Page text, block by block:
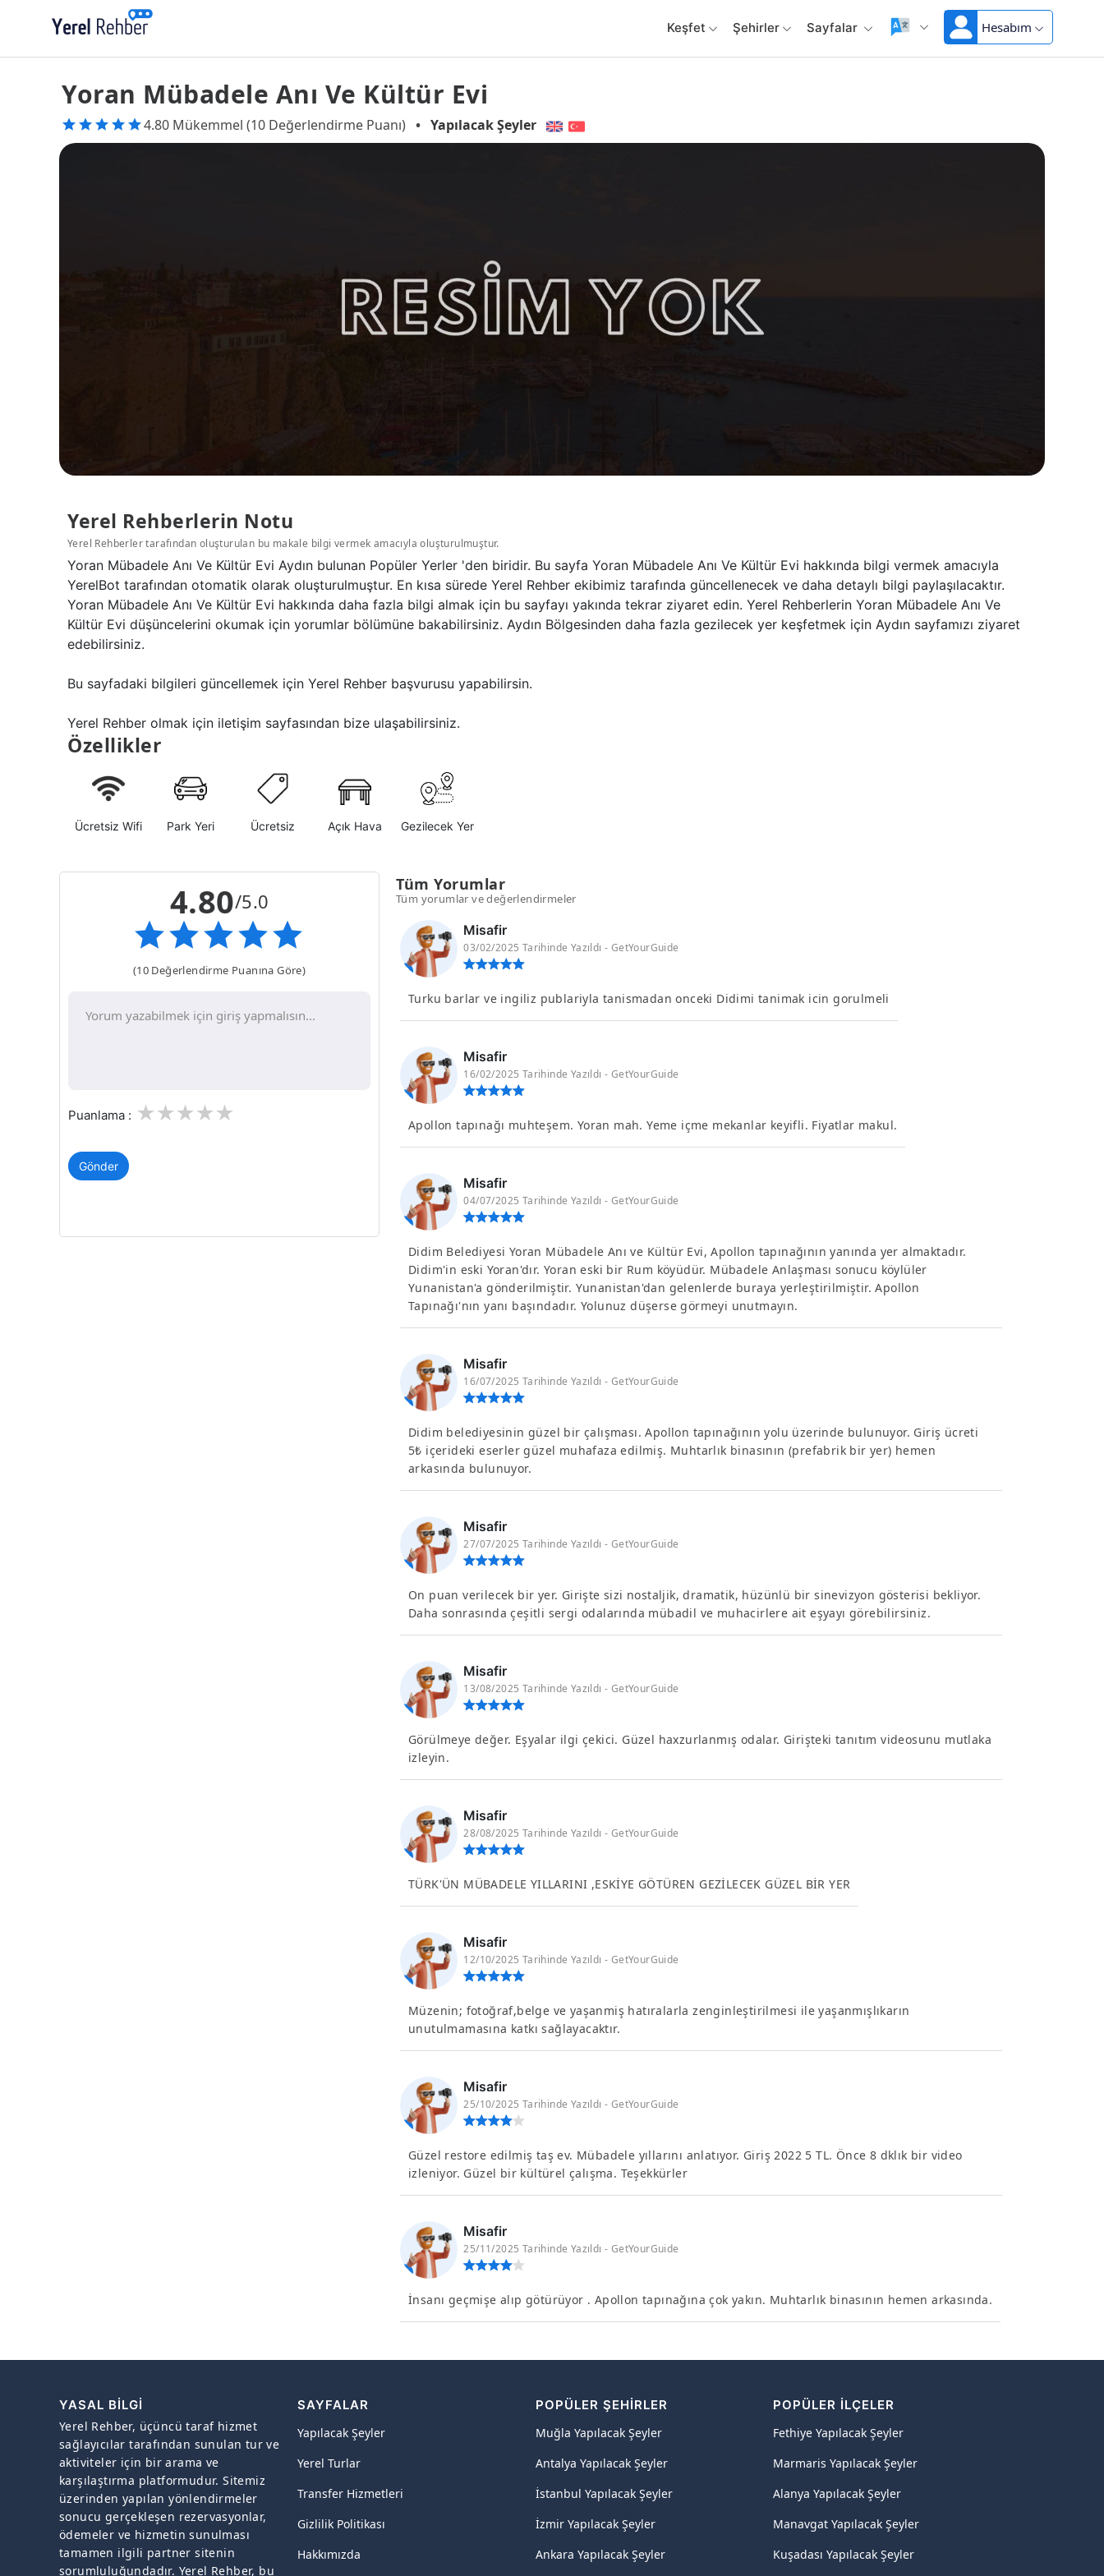
Keşfet Şehirler Sayfalar Hesabım
Yoran Mübadele Anı Ve Kültür Evi
4.80 Mükemmel (10 Değerlendirme Puanı) • Yapılacak Şeyler
Yerel Rehberlerin Notu
Yerel Rehberler tarafından oluşturulan bu makale bilgi vermek amacıyla oluşturulmuştur.
Yoran Mübadele Anı Ve Kültür Evi Aydın bulunan Popüler Yerler 'den biridir. Bu sayfa Yoran Mübadele Anı Ve Kültür Evi hakkında bilgi vermek amacıyla
YerelBot tarafından otomatik olarak oluşturulmuştur. En kısa sürede Yerel Rehber ekibimiz tarafında güncellenecek ve daha detaylı bilgi paylaşılacaktır.
Yoran Mübadele Anı Ve Kültür Evi hakkında daha fazla bilgi almak için bu sayfayı yakında tekrar ziyaret edin. Yerel Rehberlerin Yoran Mübadele Anı Ve
Kültür Evi düşüncelerini okumak için yorumlar bölümüne bakabilirsiniz. Aydın Bölgesinden daha fazla gezilecek yer keşfetmek için Aydın sayfamızı ziyaret
edebilirsiniz.
Bu sayfadaki bilgileri güncellemek için Yerel Rehber başvurusu yapabilirsin.
Yerel Rehber olmak için iletişim sayfasından bize ulaşabilirsiniz.
Özellikler
Ücretsiz Wifi Park Yeri Ücretsiz Açık Hava Gezilecek Yer
4.80/5.0
(10 Değerlendirme Puanına Göre)
Puanlama : 3
2
1
Gönder
Tüm Yorumlar
Tüm yorumlar ve değerlendirmeler
Misafir
03/02/2025 Tarihinde Yazıldı - GetYourGuide
Turku barlar ve ingiliz publariyla tanismadan onceki Didimi tanimak icin gorulmeli
Misafir
16/02/2025 Tarihinde Yazıldı - GetYourGuide
Apollon tapınağı muhteşem. Yoran mah. Yeme içme mekanlar keyifli. Fiyatlar makul.
Misafir
04/07/2025 Tarihinde Yazıldı - GetYourGuide
Didim Belediyesi Yoran Mübadele Anı ve Kültür Evi, Apollon tapınağının yanında yer almaktadır.
Didim'in eski Yoran'dır. Yoran eski bir Rum köyüdür. Mübadele Anlaşması sonucu köylüler
Yunanistan'a gönderilmiştir. Yunanistan'dan gelenlerde buraya yerleştirilmiştir. Apollon
Tapınağı'nın yanı başındadır. Yolunuz düşerse görmeyi unutmayın.
Misafir
16/07/2025 Tarihinde Yazıldı - GetYourGuide
Didim belediyesinin güzel bir çalışması. Apollon tapınağının yolu üzerinde bulunuyor. Giriş ücreti
5₺ içerideki eserler güzel muhafaza edilmiş. Muhtarlık binasının (prefabrik bir yer) hemen
arkasında bulunuyor.
Misafir
27/07/2025 Tarihinde Yazıldı - GetYourGuide
On puan verilecek bir yer. Girişte sizi nostaljik, dramatik, hüzünlü bir sinevizyon gösterisi bekliyor.
Daha sonrasında çeşitli sergi odalarında mübadil ve muhacirlere ait eşyayı görebilirsiniz.
Misafir
13/08/2025 Tarihinde Yazıldı - GetYourGuide
Görülmeye değer. Eşyalar ilgi çekici. Güzel haxzurlanmış odalar. Girişteki tanıtım videosunu mutlaka
izleyin.
Misafir
28/08/2025 Tarihinde Yazıldı - GetYourGuide
TÜRK'ÜN MÜBADELE YILLARINI ,ESKİYE GÖTÜREN GEZİLECEK GÜZEL BİR YER
Misafir
12/10/2025 Tarihinde Yazıldı - GetYourGuide
Müzenin; fotoğraf,belge ve yaşanmiş hatıralarla zenginleştirilmesi ile yaşanmışlıkarın
unutulmamasına katkı sağlayacaktır.
Misafir
25/10/2025 Tarihinde Yazıldı - GetYourGuide
Güzel restore edilmiş taş ev. Mübadele yıllarını anlatıyor. Giriş 2022 5 TL. Önce 8 dklık bir video
izleniyor. Güzel bir kültürel çalışma. Teşekkürler
Misafir
25/11/2025 Tarihinde Yazıldı - GetYourGuide
İnsanı geçmişe alıp götürüyor . Apollon tapınağına çok yakın. Muhtarlık binasının hemen arkasında.
YASAL BILGI
Yerel Rehber, üçüncü taraf hizmet
sağlayıcılar tarafından sunulan tur ve
aktiviteler için bir arama ve
karşılaştırma platformudur. Sitemiz
üzerinden yapılan yönlendirmeler
sonucu gerçekleşen rezervasyonlar,
ödemeler ve hizmetin sunulması
tamamen ilgili partner sitenin
sorumluluğundadır. Yerel Rehber, bu
SAYFALAR
Yapılacak Şeyler
Yerel Turlar
Transfer Hizmetleri
Gizlilik Politikası
Hakkımızda
POPÜLER ŞEHIRLER
Muğla Yapılacak Şeyler
Antalya Yapılacak Şeyler
İstanbul Yapılacak Şeyler
İzmir Yapılacak Şeyler
Ankara Yapılacak Şeyler
POPÜLER İLÇELER
Fethiye Yapılacak Şeyler
Marmaris Yapılacak Şeyler
Alanya Yapılacak Şeyler
Manavgat Yapılacak Şeyler
Kuşadası Yapılacak Şeyler